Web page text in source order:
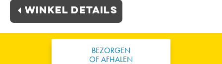
Winkel Details
BEZORGEN
OF AFHALEN